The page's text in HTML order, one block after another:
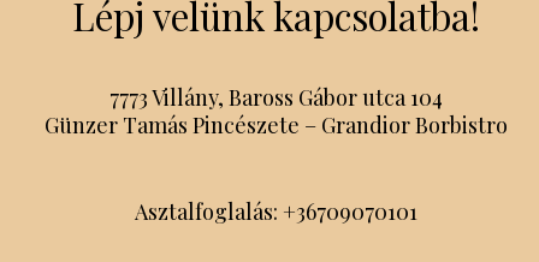
Lépj velünk kapcsolatba!
7773 Villány, Baross Gábor utca 104
Günzer Tamás Pincészete – Grandior Borbistro
Asztalfoglalás: +36709070101